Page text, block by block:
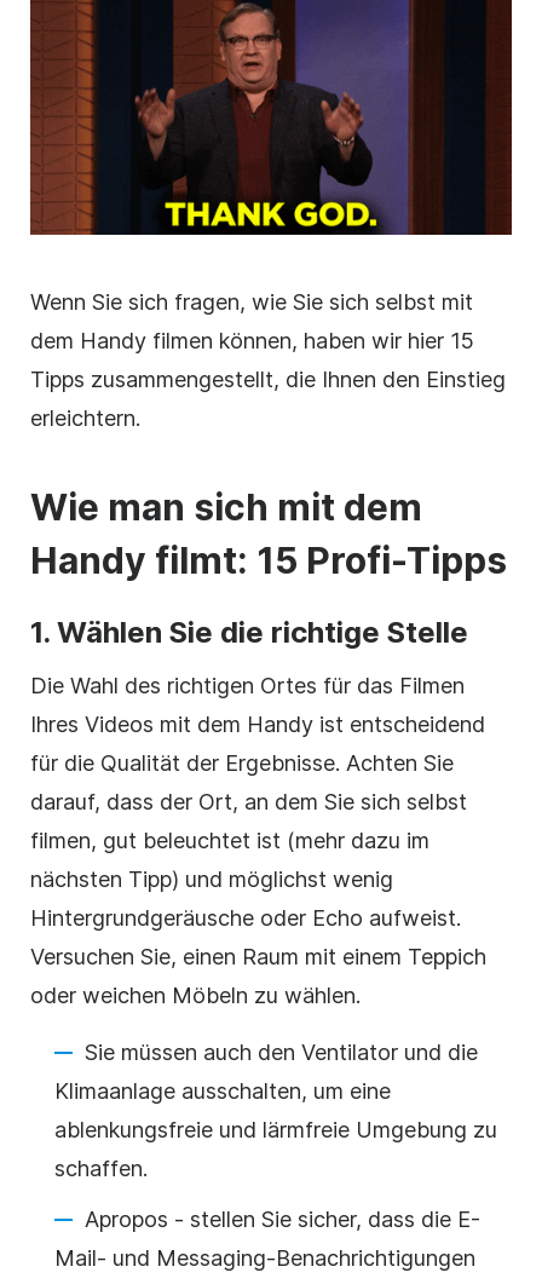
Wenn Sie sich fragen, wie Sie sich selbst mit
dem Handy filmen können, haben wir hier 15
Tipps zusammengestellt, die Ihnen den Einstieg
erleichtern.
Wie man sich mit dem
Handy filmt: 15 Profi-Tipps
1. Wählen Sie die richtige Stelle
Die Wahl des richtigen Ortes für das Filmen
Ihres Videos mit dem Handy ist entscheidend
für die Qualität der Ergebnisse. Achten Sie
darauf, dass der Ort, an dem Sie sich selbst
filmen, gut beleuchtet ist (mehr dazu im
nächsten Tipp) und möglichst wenig
Hintergrundgeräusche oder Echo aufweist.
Versuchen Sie, einen Raum mit einem Teppich
oder weichen Möbeln zu wählen.
Sie müssen auch den Ventilator und die
Klimaanlage ausschalten, um eine
ablenkungsfreie und lärmfreie Umgebung zu
schaffen.
Apropos - stellen Sie sicher, dass die E-
Mail- und Messaging-Benachrichtigungen